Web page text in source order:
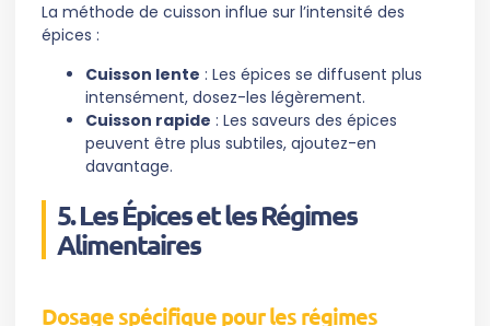
La méthode de cuisson influe sur l’intensité des
épices :
Cuisson lente : Les épices se diffusent plus
intensément, dosez-les légèrement.
Cuisson rapide : Les saveurs des épices
peuvent être plus subtiles, ajoutez-en
davantage.
5. Les Épices et les Régimes
Alimentaires
Dosage spécifique pour les régimes